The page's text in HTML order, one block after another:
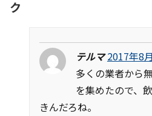
ク
テルマ 2017年8
多くの業者から
を集めたので、
きんだろね。